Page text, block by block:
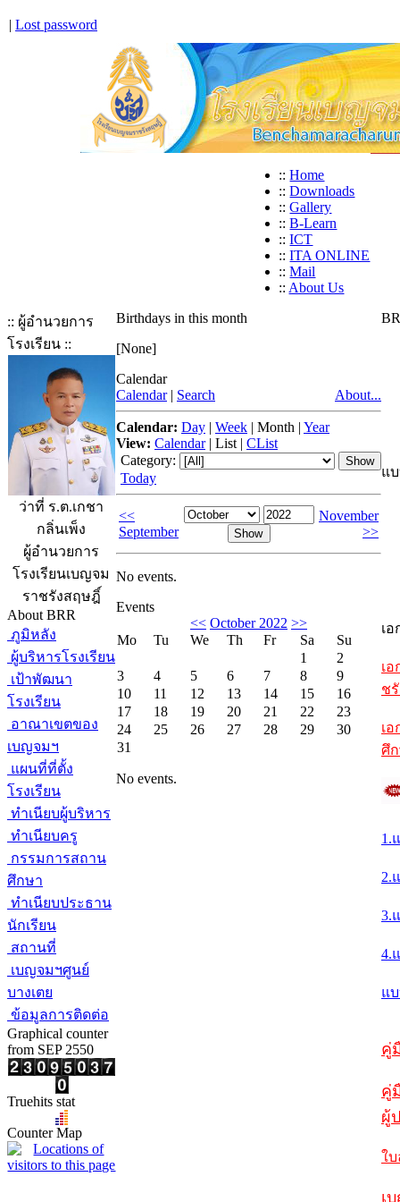
| Lost password
:: Home
:: Downloads
:: Gallery
:: B-Learn
:: ICT
:: ITA ONLINE
:: Mail
:: About Us
:: ผู้อำนวยการ
โรงเรียน ::
ว่าที่ ร.ต.เกชา
กลิ่นเพ็ง
ผู้อำนวยการ
โรงเรียนเบญจม
ราชรังสฤษฎิ์
About BRR
ภูมิหลัง
ผู้บริหารโรงเรียน
เป้าพัฒนา
โรงเรียน
อาณาเขตของ
เบญจมฯ
แผนที่ที่ตั้ง
โรงเรียน
ทำเนียบผู้บริหาร
ทำเนียบครู
กรรมการสถาน
ศึกษา
ทำเนียบประธาน
นักเรียน
สถานที่
เบญจมฯศูนย์
บางเตย
ข้อมูลการติดต่อ
Graphical counter
from SEP 2550
Truehits stat
Counter Map
Birthdays in this month
[None]
Calendar
Calendar | Search About...
Calendar: Day | Week | Month | Year
View: Calendar| List | CList
Category:
Today
<<
September
November
>>
No events.
Events
<< October 2022 >>
Mo
Tu We Th Fr Sa
Su
1
2
3
4 5 6 7 8
9
10
11 12 13 14 15
16
17
18 19 20 21 22
23
24
25 26 27 28 29
30
31
No events.
แ
เ
เ
ช
เ
ศึ
1.
2.
3.
4.
แ
คู่
คู่
ผู้
ใ
เ